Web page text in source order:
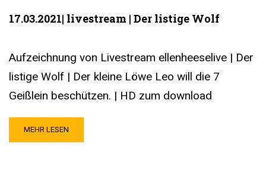
17.03.2021| livestream | Der listige Wolf
Aufzeichnung von Livestream ellenheeselive | Der
listige Wolf | Der kleine Löwe Leo will die 7
Geißlein beschützen. | HD zum download
MEHR LESEN